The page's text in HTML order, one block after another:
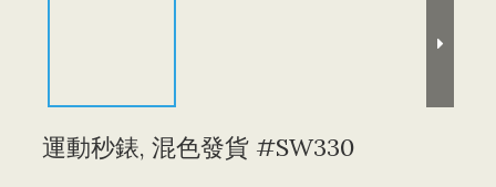
運動秒錶, 混色發貨 #SW330